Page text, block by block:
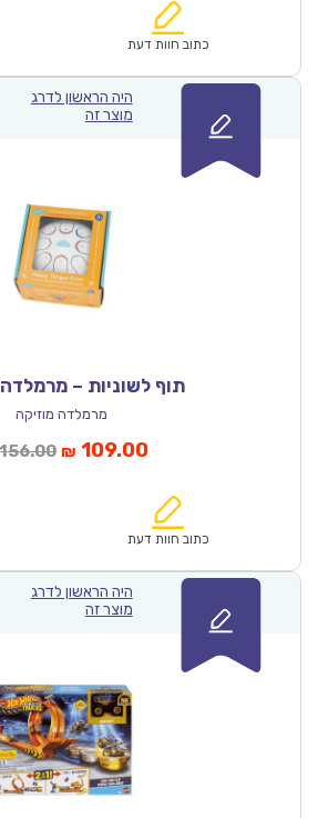
₪86.00.
הוא:
כתוב חוות דעת
היה הראשון לדרג
מוצר זה
תוף לשוניות –
מרמלדה מוזיקה
156.00המחיר
₪156.00.
₪ 109.00המחיר
הוא:
כתוב חוות דעת
היה הראשון לדרג
מוצר זה